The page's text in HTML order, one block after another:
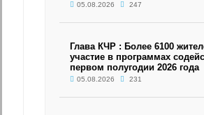
05.08.2026 247
Глава КЧР : Более 6100
участие в программах
первом полугодии 2026 года
05.08.2026 231